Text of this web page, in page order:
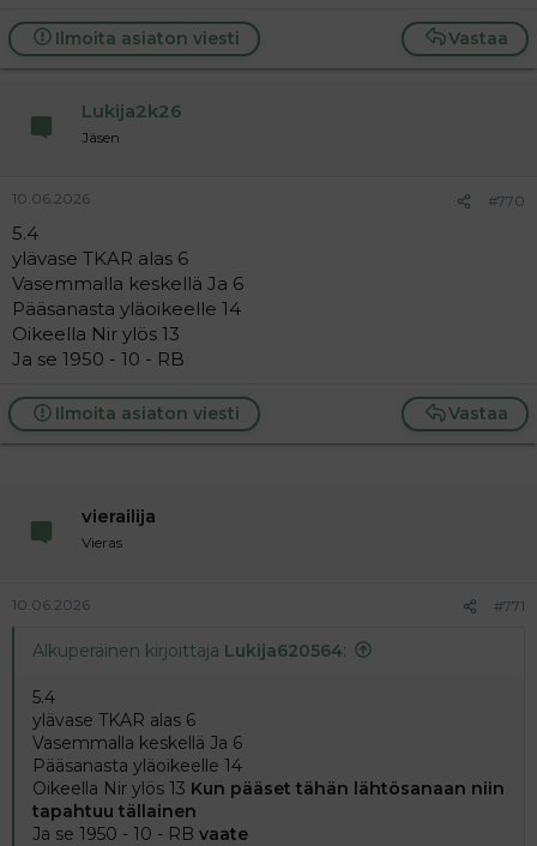
Vastaa
Ilmoita asiaton viesti
Lukija2k26
Jäsen
10.06.2026 #770
5.4
ylävase TKAR alas 6
Vasemmalla keskellä Ja 6
Pääsanasta yläoikeelle 14
Oikeella Nir ylös 13
Ja se 1950 - 10 - RB
Vastaa
Ilmoita asiaton viesti
vierailija
Vieras
10.06.2026 #771
Alkuperäinen kirjoittaja Lukija620564:
5.4
ylävase TKAR alas 6
Vasemmalla keskellä Ja 6
Pääsanasta yläoikeelle 14
Oikeella Nir ylös 13 Kun pääset tähän lähtösanaan niin
tapahtuu tällainen
Ja se 1950 - 10 - RB vaate